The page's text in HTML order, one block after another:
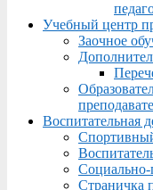
Учебный центр
Заочное
Воспитательная
Социально-
Страничка